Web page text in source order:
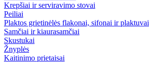
Krepšiai ir serviravimo stovai
Peiliai
Plaktos grietinėlės flakonai, sifonai ir plaktuvai
Samčiai ir kiaurasamčiai
Skustukai
Žnyplės
Kaitinimo prietaisai